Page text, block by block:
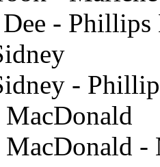
Dee - Phillips
-
MacDonald
MacDonald